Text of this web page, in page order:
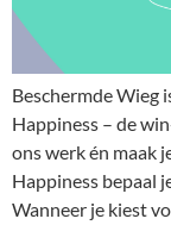
Beschermde Wieg
Happiness – de
ons werk én maak
Happiness bepaal
Wanneer je kiest